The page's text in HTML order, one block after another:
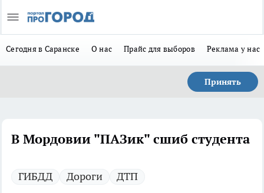
Сегодня в Саранске О нас Прайс для выборов Реклама у нас
Принять
В Мордовии "ПАЗик" сшиб студента
ГИБДД Дороги ДТП